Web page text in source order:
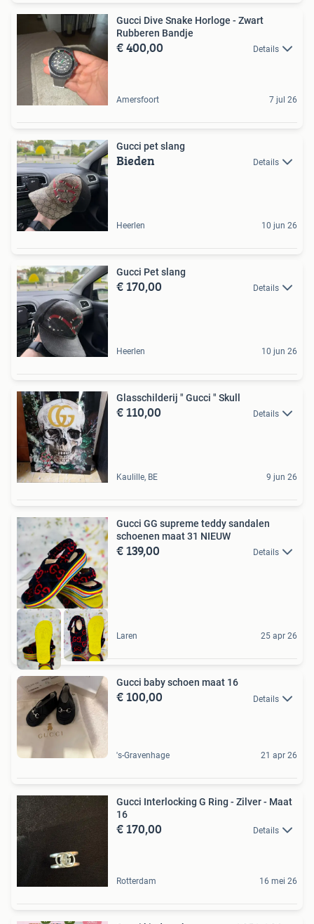
Gucci Dive Snake Horloge - Zwart
Rubberen Bandje
€ 400,00 Details
Amersfoort 7 jul 26
Gucci pet slang
Bieden Details
Heerlen 10 jun 26
Gucci Pet slang
€ 170,00 Details
Heerlen 10 jun 26
Glasschilderij " Gucci " Skull
€ 110,00 Details
Kaulille, BE 9 jun 26
Gucci GG supreme teddy sandalen
schoenen maat 31 NIEUW
€ 139,00 Details
Laren 25 apr 26
Gucci baby schoen maat 16
€ 100,00 Details
's-Gravenhage 21 apr 26
Gucci Interlocking G Ring - Zilver - Maat
16
€ 170,00 Details
Rotterdam 16 mei 26